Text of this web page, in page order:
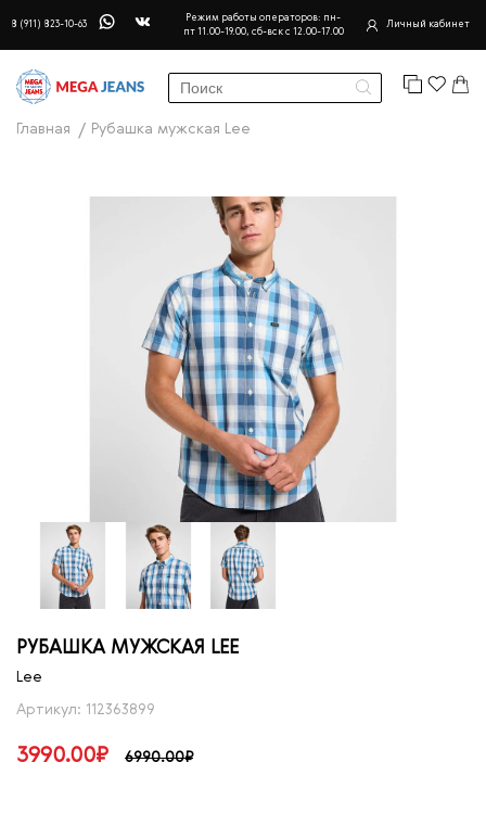
8 (911) 823-10-63
Режим работы операторов: пн-
пт 11.00-19.00, сб-вск с 12.00-17.00
Личный кабинет
Главная Рубашка мужская Lee
РУБАШКА МУЖСКАЯ LEE
Lee
Артикул: 112363899
3990.00₽ 6990.00₽